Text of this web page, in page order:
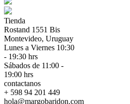
Tienda
Rostand 1551 Bis
Montevideo, Uruguay
Lunes a Viernes 10:30
- 19:30 hrs
Sábados de 11:00 -
19:00 hrs
contactanos
+ 598 94 201 449
hola@margobaridon.com